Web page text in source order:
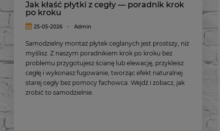
Jak kłaść płytki z cegły — poradnik krok
po kroku
25-05-2026 Admin
Samodzielny montaż płytek ceglanych jest prostszy, niż
myślisz. Z naszym poradnikiem krok po kroku bez
problemu przygotujesz ścianę lub elewację, przykleisz
cegłę i wykonasz fugowanie, tworząc efekt naturalnej
starej cegły bez pomocy fachowca. Wejdź i zobacz, jak